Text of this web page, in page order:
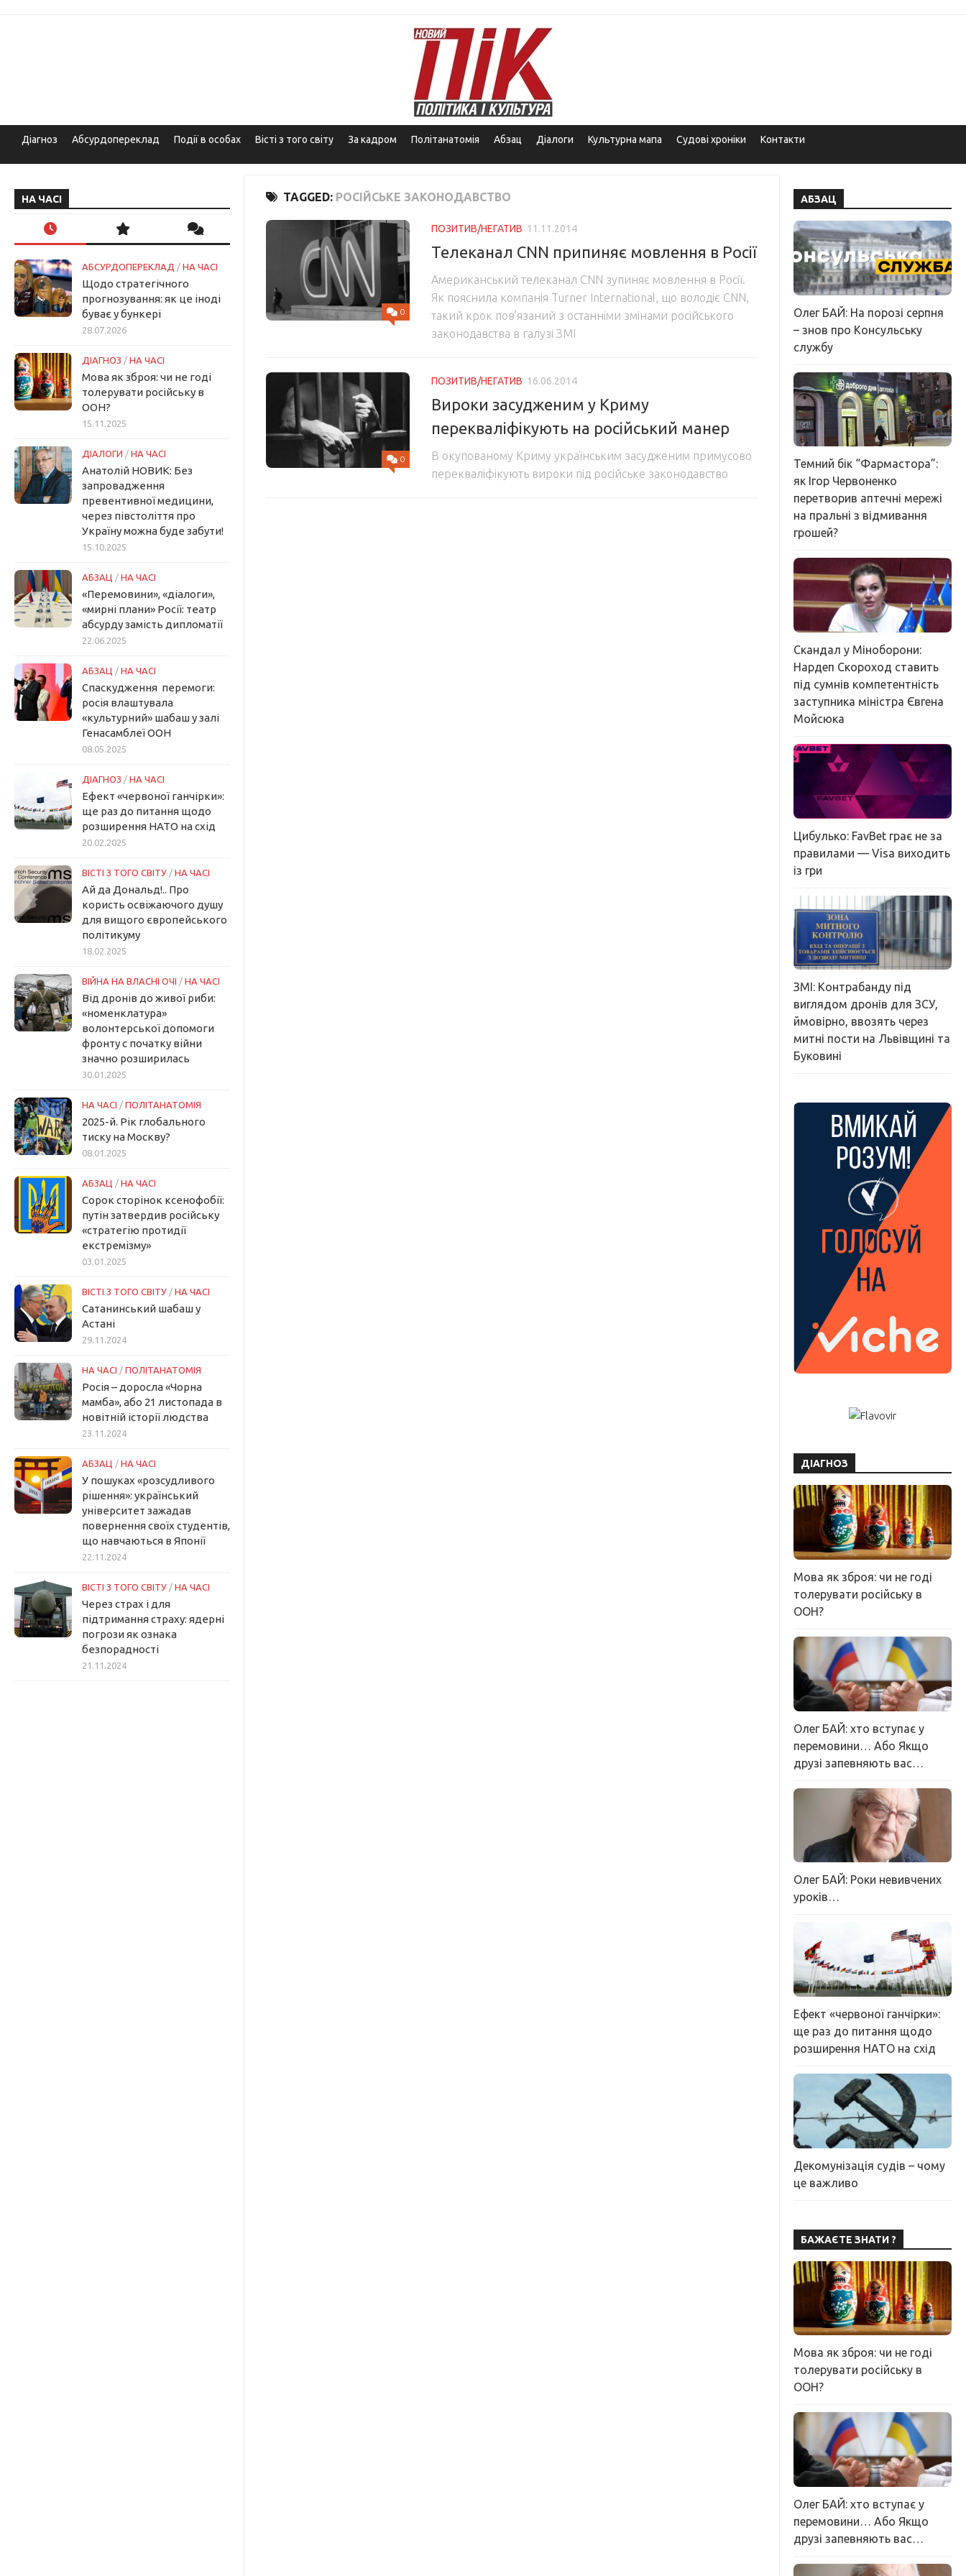
Діагноз Абсурдопереклад Події в особах Вісті з того світу За кадром Політанатомія Абзац Діалоги Культурна мапа Судові хроніки Контакти
TAGGED: РОСІЙСЬКЕ ЗАКОНОДАВСТВО
0
ПОЗИТИВ/НЕГАТИВ 11.11.2014
Телеканал CNN припиняє мовлення в Росії
Американський телеканал CNN зупиняє мовлення в Росії.
Як пояснила компанія Turner International, що володіє CNN,
такий крок пов’язаний з останніми змінами російського
законодавства в галузі ЗМІ
0
ПОЗИТИВ/НЕГАТИВ 16.06.2014
Вироки засудженим у Криму
перекваліфікують на російський манер
В окупованому Криму українським засудженим примусово
перекваліфікують вироки під російське законодавство
НА ЧАСІ
АБСУРДОПЕРЕКЛАД / НА ЧАСІ
Щодо стратегічного
прогнозування: як це іноді
буває у бункері
28.07.2026
ДІАГНОЗ / НА ЧАСІ
Мова як зброя: чи не годі
толерувати російську в
ООН?
15.11.2025
ДІАЛОГИ / НА ЧАСІ
Анатолій НОВИК: Без
запровадження
превентивної медицини,
через півстоліття про
Україну можна буде забути!
15.10.2025
АБЗАЦ / НА ЧАСІ
«Перемовини», «діалоги»,
«мирні плани» Росії: театр
абсурду замість дипломатії
22.06.2025
АБЗАЦ / НА ЧАСІ
Спаскудження перемоги:
росія влаштувала
«культурний» шабаш у залі
Генасамблеї ООН
08.05.2025
ДІАГНОЗ / НА ЧАСІ
Ефект «червоної ганчірки»:
ще раз до питання щодо
розширення НАТО на схід
20.02.2025
ВІСТІ З ТОГО СВІТУ / НА ЧАСІ
Ай да Дональд!.. Про
користь освіжаючого душу
для вищого європейського
політикуму
18.02.2025
ВІЙНА НА ВЛАСНІ ОЧІ / НА ЧАСІ
Від дронів до живої риби:
«номенклатура»
волонтерської допомоги
фронту с початку війни
значно розширилась
30.01.2025
НА ЧАСІ / ПОЛІТАНАТОМІЯ
2025-й. Рік глобального
тиску на Москву?
08.01.2025
АБЗАЦ / НА ЧАСІ
Сорок сторінок ксенофобії:
путін затвердив російську
«стратегію протидії
екстремізму»
03.01.2025
ВІСТІ З ТОГО СВІТУ / НА ЧАСІ
Сатанинський шабаш у
Астані
29.11.2024
НА ЧАСІ / ПОЛІТАНАТОМІЯ
Росія – доросла «Чорна
мамба», або 21 листопада в
новітній історії людства
23.11.2024
АБЗАЦ / НА ЧАСІ
У пошуках «розсудливого
рішення»: український
університет зажадав
повернення своїх студентів,
що навчаються в Японії
22.11.2024
ВІСТІ З ТОГО СВІТУ / НА ЧАСІ
Через страх і для
підтримання страху: ядерні
погрози як ознака
безпорадності
21.11.2024
АБЗАЦ
Олег БАЙ: На порозі серпня
– знов про Консульську
службу
Темний бік “Фармастора”:
як Ігор Червоненко
перетворив аптечні мережі
на пральні з відмивання
грошей?
Скандал у Міноборони:
Нардеп Скороход ставить
під сумнів компетентність
заступника міністра Євгена
Мойсюка
Цибулько: FavBet грає не за
правилами — Visa виходить
із гри
ЗМІ: Контрабанду під
виглядом дронів для ЗСУ,
ймовірно, ввозять через
митні пости на Львівщині та
Буковині
ДІАГНОЗ
Мова як зброя: чи не годі
толерувати російську в
ООН?
Олег БАЙ: хто вступає у
перемовини… Або Якщо
друзі запевняють вас…
Олег БАЙ: Роки невивчених
уроків…
Ефект «червоної ганчірки»:
ще раз до питання щодо
розширення НАТО на схід
Декомунізація судів – чому
це важливо
БАЖАЄТЕ ЗНАТИ ?
Мова як зброя: чи не годі
толерувати російську в
ООН?
Олег БАЙ: хто вступає у
перемовини… Або Якщо
друзі запевняють вас…